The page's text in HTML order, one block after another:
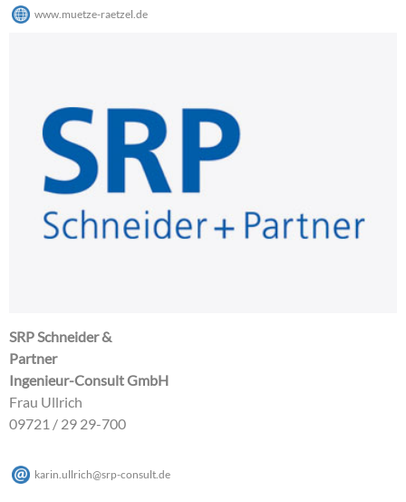
www.muetze-raetzel.de
SRP Schneider &
Partner
Ingenieur-Consult GmbH
Frau Ullrich
09721 / 29 29-700
karin.ullrich@srp-consult.de